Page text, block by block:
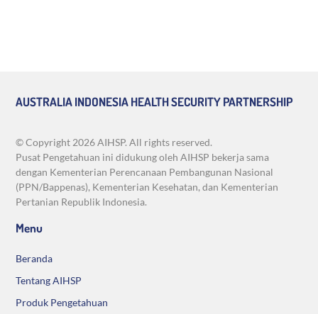
AUSTRALIA INDONESIA HEALTH SECURITY PARTNERSHIP
© Copyright 2026 AIHSP. All rights reserved.
Pusat Pengetahuan ini didukung oleh AIHSP bekerja sama
dengan Kementerian Perencanaan Pembangunan Nasional
(PPN/Bappenas), Kementerian Kesehatan, dan Kementerian
Pertanian Republik Indonesia.
Menu
Beranda
Tentang AIHSP
Produk Pengetahuan